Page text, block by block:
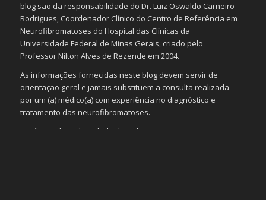
blog são da responsabilidade do Dr. Luiz Oswaldo Carneiro
Rodrigues, Coordenador Clínico do Centro de Referência em
Neurofibromatoses do Hospital das Clínicas da
Universidade Federal de Minas Gerais, criado pelo
Professor Nilton Alves de Rezende em 2004.
As informações fornecidas neste blog devem servir de
orientação geral e jamais substituem a consulta realizada
por um (a) médico(a) com experiência no diagnóstico e
tratamento das neurofibromatoses.
Será omitida a identidade de todas as pessoas que